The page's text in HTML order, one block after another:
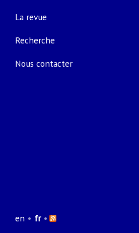
La revue
Recherche
Nous contacter
en • fr•